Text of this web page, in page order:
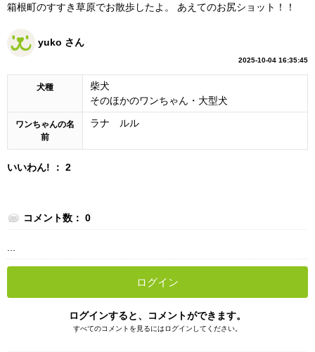
箱根町のすすき草原でお散歩したよ。 あえてのお尻ショット！！
yuko さん
2025-10-04 16:35:45
犬種
柴犬
そのほかのワンちゃん・大型犬
ワンちゃんの名
前
ラナ ルル
いいわん! ： 2
コメント数： 0
ログイン
ログインすると、コメントができます。
すべてのコメントを見るにはログインしてください。